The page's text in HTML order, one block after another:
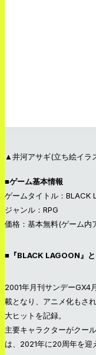
▲井河アサギ(立ち絵イラ
■ゲーム基本情報
ゲームタイトル：
ジャンル：RPG
価格：基本無料(ゲーム内
■『BLACK LAGOON』と
2001年月刊サンデーGX4
載となり、アニメ化もさ
大ヒットを記録。
主要キャラクターがクー
は、2021年に20周年を迎